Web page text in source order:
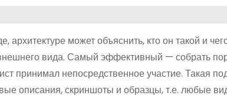
может объяснить, кто он такой и
вида. Самый эффективный — собрать
принимал непосредственное участие. Такая
описания, скриншоты и образцы, т.е. любые